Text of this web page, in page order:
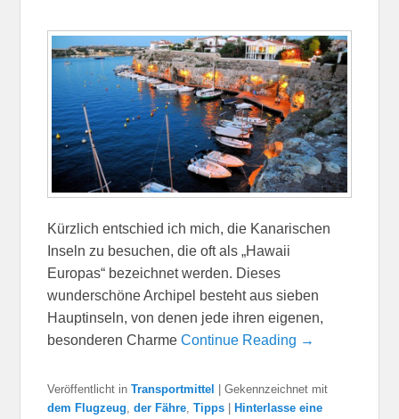
Kürzlich entschied ich mich, die Kanarischen
Inseln zu besuchen, die oft als „Hawaii
Europas“ bezeichnet werden. Dieses
wunderschöne Archipel besteht aus sieben
Hauptinseln, von denen jede ihren eigenen,
besonderen CharmeContinue Reading →
Veröffentlicht in Transportmittel |Gekennzeichnet mit
dem Flugzeug,der Fähre,Tipps
Hinterlasse eine